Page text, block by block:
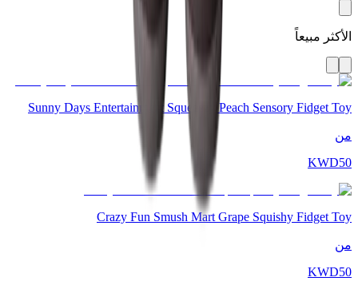
الأكثر مبيعاً
Sunny Days Entertainment Squeeezy Peach Sensory Fidget Toy
من
KWD50
Crazy Fun Smush Mart Grape Squishy Fidget Toy
من
KWD50